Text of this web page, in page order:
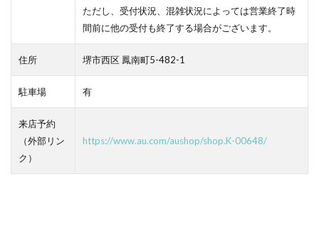
ただし、受付状況、混雑状況によっては営業終了時
間前に他の受付も終了する場合がございます。
住所 堺市西区 鳳南町5-482-1
駐車場 有
来店予約
（外部リン
ク）
https://www.au.com/aushop/shop.K-00648/